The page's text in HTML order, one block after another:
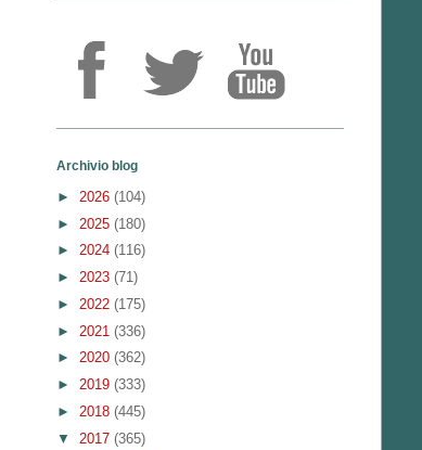
Archivio blog
► 2026 (104)
► 2025 (180)
► 2024 (116)
► 2023 (71)
► 2022 (175)
► 2021 (336)
► 2020 (362)
► 2019 (333)
► 2018 (445)
▼ 2017 (365)